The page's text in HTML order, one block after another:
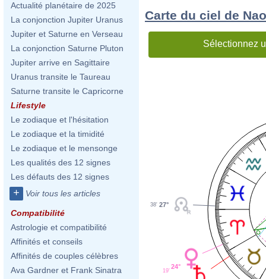
Actualité planétaire de 2025
La conjonction Jupiter Uranus
Jupiter et Saturne en Verseau
La conjonction Saturne Pluton
Jupiter arrive en Sagittaire
Uranus transite le Taureau
Saturne transite le Capricorne
Lifestyle
Le zodiaque et l'hésitation
Le zodiaque et la timidité
Le zodiaque et le mensonge
Les qualités des 12 signes
Les défauts des 12 signes
+ Voir tous les articles
Compatibilité
Astrologie et compatibilité
Affinités et conseils
Affinités de couples célèbres
Ava Gardner et Frank Sinatra
Carte du ciel de
Sélectionnez
27°
38'
24°
19'